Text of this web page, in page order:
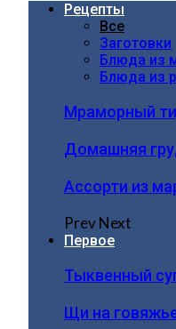
Рецепты
Все
Заготовки
Блюда из
Блюда из
Мраморный
Домашняя
Ассорти из
PrevNext
Первое
Тыквенный
Щи на